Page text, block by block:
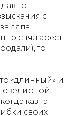
с
ляпа
снял арест
то
«длинный» и
казна
своих